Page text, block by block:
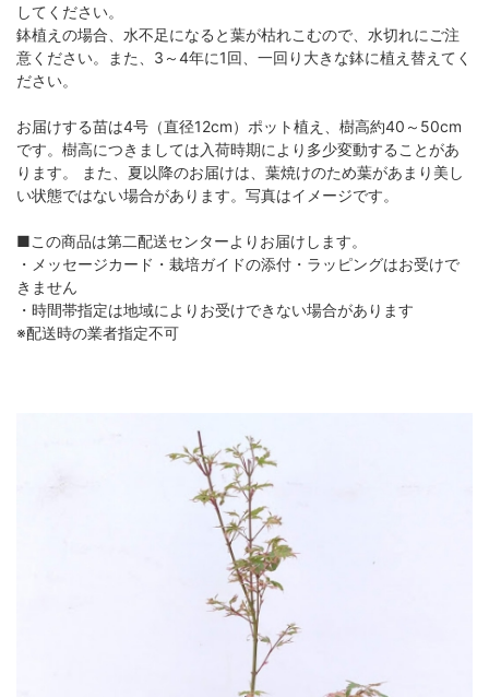
してください。
鉢植えの場合、水不足になると葉が枯れこむので、水切れにご注
意ください。また、3～4年に1回、一回り大きな鉢に植え替えてく
ださい。
お届けする苗は4号（直径12cm）ポット植え、樹高約40～50cm
です。樹高につきましては入荷時期により多少変動することがあ
ります。 また、夏以降のお届けは、葉焼けのため葉があまり美し
い状態ではない場合があります。写真はイメージです。
■この商品は第二配送センターよりお届けします。
・メッセージカード・栽培ガイドの添付・ラッピングはお受けで
きません
・時間帯指定は地域によりお受けできない場合があります
※配送時の業者指定不可